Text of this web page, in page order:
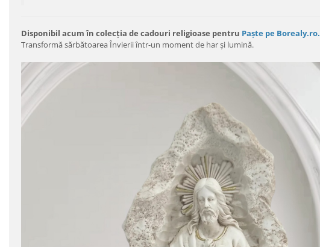
Disponibil acum în colecția de cadouri religioase pentru Paște pe Borealy.ro.
Transformă sărbătoarea Învierii într-un moment de har și lumină.